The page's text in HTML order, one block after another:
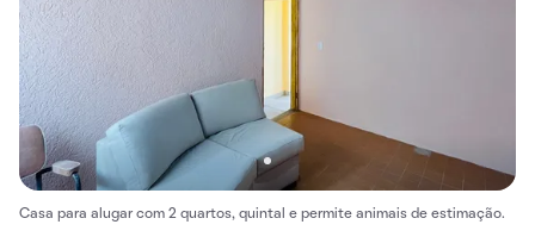
Casa para alugar com 2 quartos, quintal e permite animais de estimação.